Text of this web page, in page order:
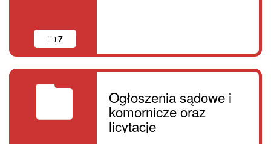
7
Ogłoszenia sądowe i
komornicze oraz
licytacje